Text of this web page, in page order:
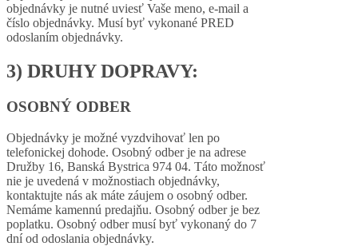
objednávky je nutné uviesť Vaše meno, e-mail a
číslo objednávky. Musí byť vykonané PRED
odoslaním objednávky.
3) DRUHY DOPRAVY:
OSOBNÝ ODBER
Objednávky je možné vyzdvihovať len po
telefonickej dohode. Osobný odber je na adrese
Družby 16, Banská Bystrica 974 04. Táto možnosť
nie je uvedená v možnostiach objednávky,
kontaktujte nás ak máte záujem o osobný odber.
Nemáme kamennú predajňu. Osobný odber je bez
poplatku. Osobný odber musí byť vykonaný do 7
dní od odoslania objednávky.